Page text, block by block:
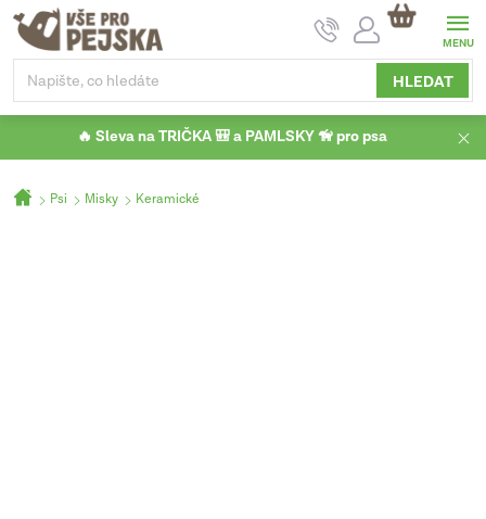
Přejít
obsah
HLEDAT
NÁKUPNÍ
KOŠÍK
🔥 Sleva na TRIČKA 🎒 a PAMLSKY 🦮 pro psa
Domů
Psi Misky Keramické